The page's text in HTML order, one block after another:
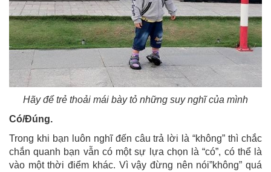
Hãy để trẻ thoải mái bày tỏ những suy nghĩ của mình
Có/Đúng.
Trong khi bạn luôn nghĩ đến câu trả lời là “không” thì chắc
chắn quanh bạn vẫn có một sự lựa chọn là “có”, có thể là
vào một thời điểm khác. Vì vậy đừng nên nói”không” quá